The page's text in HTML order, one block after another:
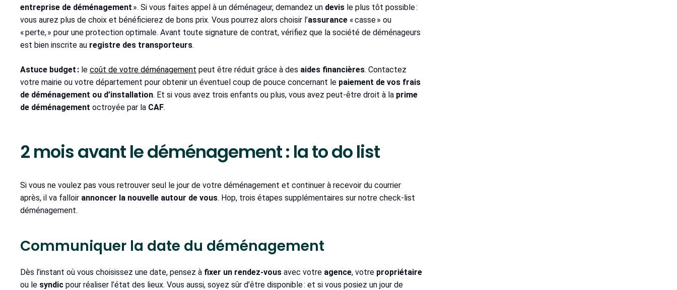
entreprise de déménagement ». Si vous faites appel à un déménageur, demandez un devis le plus tôt possible :
vous aurez plus de choix et bénéficierez de bons prix. Vous pourrez alors choisir l’assurance « casse » ou
« perte, » pour une protection optimale. Avant toute signature de contrat, vérifiez que la société de déménageurs
est bien inscrite au registre des transporteurs.
Astuce budget : le coût de votre déménagement peut être réduit grâce à des aides financières. Contactez
votre mairie ou votre département pour obtenir un éventuel coup de pouce concernant le paiement de vos frais
de déménagement ou d’installation. Et si vous avez trois enfants ou plus, vous avez peut-être droit à la prime
de déménagement octroyée par la CAF.
2 mois avant le déménagement : la to do list
Si vous ne voulez pas vous retrouver seul le jour de votre déménagement et continuer à recevoir du courrier
après, il va falloir annoncer la nouvelle autour de vous. Hop, trois étapes supplémentaires sur notre check-list
déménagement.
Communiquer la date du déménagement
Dès l’instant où vous choisissez une date, pensez à fixer un rendez-vous avec votre agence, votre propriétaire
ou le syndic pour réaliser l’état des lieux. Vous aussi, soyez sûr d’être disponible : et si vous posiez un jour de